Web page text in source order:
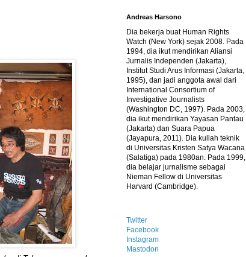
Andreas Harsono
Dia bekerja buat Human Rights
Watch (New York) sejak 2008. Pada
1994, dia ikut mendirikan Aliansi
Jurnalis Independen (Jakarta),
Institut Studi Arus Informasi (Jakarta,
1995), dan jadi anggota awal dari
International Consortium of
Investigative Journalists
(Washington DC, 1997). Pada 2003,
dia ikut mendirikan Yayasan Pantau
(Jakarta) dan Suara Papua
(Jayapura, 2011). Dia kuliah teknik
di Universitas Kristen Satya Wacana
(Salatiga) pada 1980an. Pada 1999,
dia belajar jurnalisme sebagai
Nieman Fellow di Universitas
Harvard (Cambridge).
Twitter
Facebook
Instagram
Mastodon